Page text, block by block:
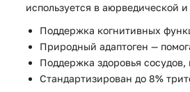
используется в аюрведической
Поддержка когнитивных
Природный адаптоген —
Поддержка здоровья
Стандартизирован до 8%